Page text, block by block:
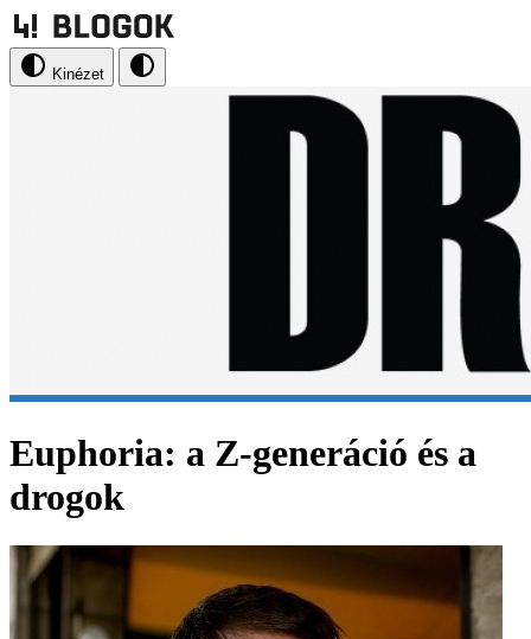
Kinézet
Euphoria: a Z-generáció és a
drogok